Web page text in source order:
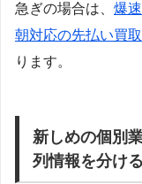
急ぎの場合は、 爆
朝対応の先払い買取
ります。
新しめの個別
列情報を分ける